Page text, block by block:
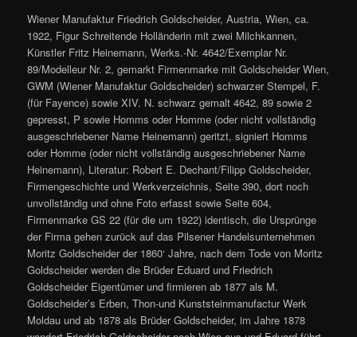
Wiener Manufaktur Friedrich Goldscheider, Austria, Wien, ca.
1922, Figur Schreitende Holländerin mit zwei Milchkannen,
Künstler Fritz Heinemann, Werks.-Nr. 4642/Exemplar Nr.
89/Modelleur Nr. 2, gemarkt Firmenmarke mit Goldscheider Wien,
GWM (Wiener Manufaktur Goldscheider) schwarzer Stempel, F.
(für Fayence) sowie XIV. N. schwarz gemalt 4642, 89 sowie 2
gepresst, P sowie Homms oder Homme (oder nicht vollständig
ausgeschriebener Name Heinemann) geritzt, signiert Homms
oder Homme (oder nicht vollständig ausgeschriebener Name
Heinemann), Literatur: Robert E. Dechant/Filipp Goldscheider,
Firmengeschichte und Werkverzeichnis, Seite 390, dort noch
unvollständig und ohne Foto erfasst sowie Seite 604,
Firmenmarke GS 22 (für die um 1922) identisch, die Ursprünge
der Firma gehen zurück auf das Pilsener Handelsunternehmen
Moritz Goldscheider der 1860‘ Jahre, nach dem Tode von Moritz
Goldscheider werden die Brüder Eduard und Friedrich
Goldscheider Eigentümer und firmieren ab 1877 als M.
Goldscheider’s Erben, Thon-und Kunststeinmanufactur Werk
Moldau und ab 1878 als Brüder Goldscheider, im Jahre 1878